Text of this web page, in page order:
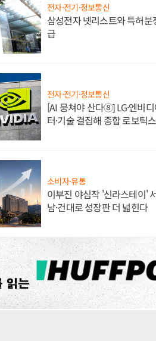
전자·전기·정보통신
삼성전자 넷리스트와 특허
급
전자·전기·정보통신
[AI 뭉쳐야 산다⑧] LG·엔비
터·기술 결집해 종합 로보틱
소비자·유통
이부진 야심작 '신라스테이'
남·건대로 성장판 더 넓힌다